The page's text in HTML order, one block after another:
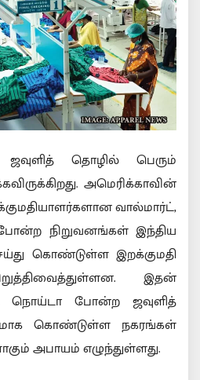
ஜவுளித் தொழில் பெரும்
அமெரிக்காவின்
வால்மார்ட்,
நிறுவனங்கள் இந்திய
கொண்டுள்ள இறக்குமதி
இதன்
நொய்டா போன்ற ஜவுளித்
கொண்டுள்ள நகரங்கள்
அபாயம் எழுந்துள்ளது.